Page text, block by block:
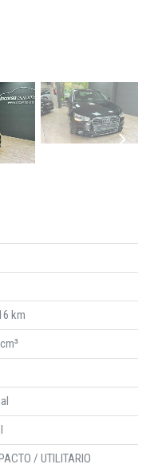
km
/ UTILITARIO